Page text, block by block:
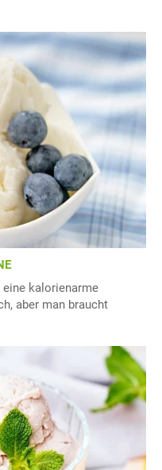
kalorienarme
aber man braucht